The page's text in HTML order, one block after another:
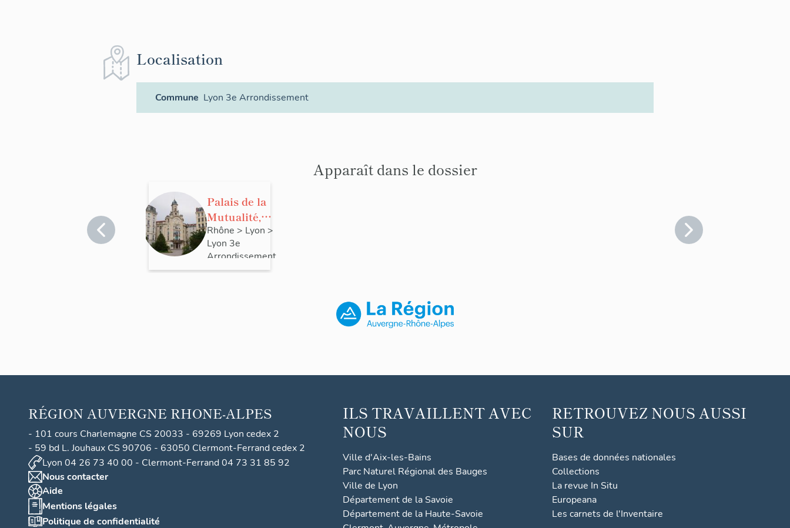
Localisation
Commune Lyon 3e Arrondissement
Apparaît dans le dossier
Palais de la
Mutualité,
Centre
d'action
sociale
Rhône > Lyon >
Lyon 3e
Arrondissement
RÉGION AUVERGNE RHONE-ALPES
- 101 cours Charlemagne CS 20033 - 69269 Lyon cedex 2
- 59 bd L. Jouhaux CS 90706 - 63050 Clermont-Ferrand cedex 2
Lyon 04 26 73 40 00 - Clermont-Ferrand 04 73 31 85 92
Nous contacter
Aide
Mentions légales
Politique de confidentialité
ILS TRAVAILLENT AVEC
NOUS
Ville d'Aix-les-Bains
Parc Naturel Régional des Bauges
Ville de Lyon
Département de la Savoie
Département de la Haute-Savoie
RETROUVEZ NOUS AUSSI
SUR
Bases de données nationales
Collections
La revue In Situ
Europeana
Les carnets de l'Inventaire